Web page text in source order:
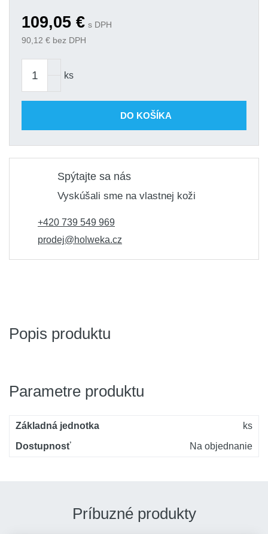
109,05 € s DPH
90,12 € bez DPH
ks
DO KOŠÍKA
Spýtajte sa nás
Vyskúšali sme na vlastnej koži
+420 739 549 969
prodej@holweka.cz
Popis produktu
Parametre produktu
Základná jednotka
ks
Dostupnosť
Na objednanie
Príbuzné produkty